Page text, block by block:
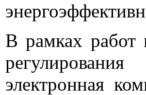
В рамках работ
электронная